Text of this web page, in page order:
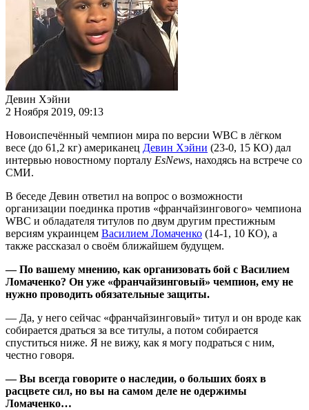
Девин Хэйни
2 Ноября 2019, 09:13
Новоиспечённый чемпион мира по версии WBC в лёгком
весе (до 61,2 кг) американец Девин Хэйни (23-0, 15 КО) дал
интервью новостному порталу EsNews, находясь на встрече со
СМИ.
В беседе Девин ответил на вопрос о возможности
организации поединка против «франчайзингового» чемпиона
WBC и обладателя титулов по двум другим престижным
версиям украинцем Василием Ломаченко (14-1, 10 КО), а
также рассказал о своём ближайшем будущем.
— По вашему мнению, как организовать бой с Василием
Ломаченко? Он уже «франчайзинговый» чемпион, ему не
нужно проводить обязательные защиты.
— Да, у него сейчас «франчайзинговый» титул и он вроде как
собирается драться за все титулы, а потом собирается
спуститься ниже. Я не вижу, как я могу подраться с ним,
честно говоря.
— Вы всегда говорите о наследии, о больших боях в
расцвете сил, но вы на самом деле не одержимы
Ломаченко…